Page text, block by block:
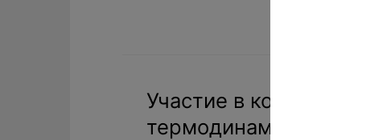
Участие в конференции
термодинамика и